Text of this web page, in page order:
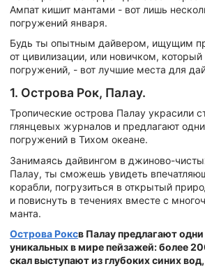
Ампат кишит мантами - вот лишь
погружений января.
Будь ты опытным дайвером, ищущим
от цивилизации, или новичком, который
погружений, - вот лучшие места для
1. Острова Рок, Палау.
Тропические острова Палау украсили
глянцевых журналов и предлагают
погружений в Тихом океане.
Занимаясь дайвингом в джиново-
Палау, ты сможешь увидеть
корабли, погрузиться в открытый
и повиснуть в течениях вместе с
манта.
Острова Роксв Палаупредлагают
уникальных в мире пейзажей: более
скал выступают из глубоких синих